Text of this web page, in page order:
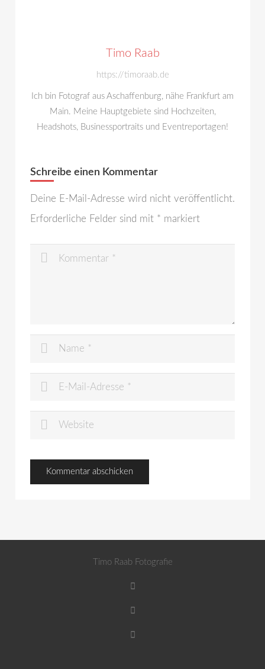
Timo Raab
https://timoraab.de
Ich bin Fotograf aus Aschaffenburg, nähe Frankfurt am
Main. Meine Hauptgebiete sind Hochzeiten,
Headshots, Businessportraits und Eventreportagen!
Schreibe einen Kommentar
Deine E-Mail-Adresse wird nicht veröffentlicht.
Erforderliche Felder sind mit * markiert
Timo Raab Fotografie